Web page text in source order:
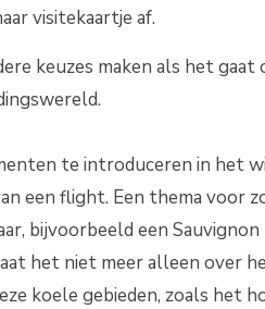
visitekaartje af.
keuzes maken als het gaat
te introduceren in het
een flight. Een thema voor
bijvoorbeeld een
het niet meer alleen over
koele gebieden, zoals het